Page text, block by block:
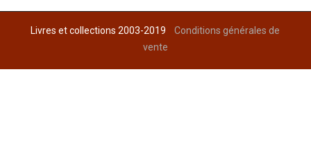
Livres et collections 2003-2019Conditions générales de
vente